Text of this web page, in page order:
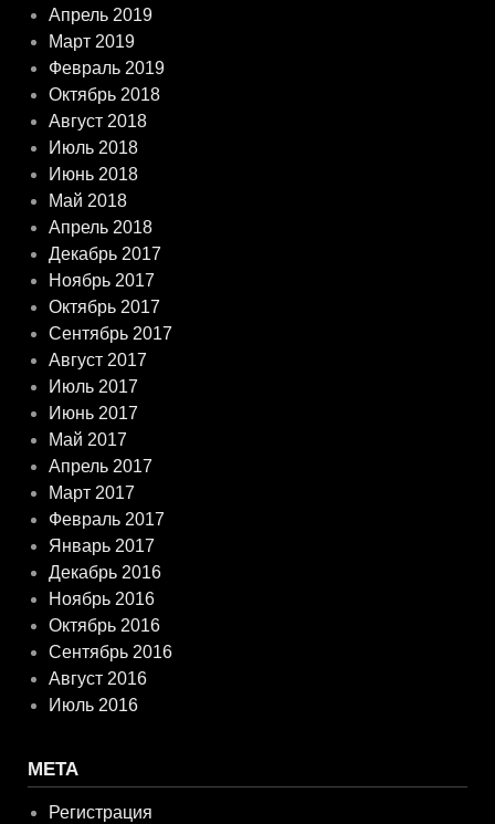
Апрель 2019
Март 2019
Февраль 2019
Октябрь 2018
Август 2018
Июль 2018
Июнь 2018
Май 2018
Апрель 2018
Декабрь 2017
Ноябрь 2017
Октябрь 2017
Сентябрь 2017
Август 2017
Июль 2017
Июнь 2017
Май 2017
Апрель 2017
Март 2017
Февраль 2017
Январь 2017
Декабрь 2016
Ноябрь 2016
Октябрь 2016
Сентябрь 2016
Август 2016
Июль 2016
МЕТА
Регистрация